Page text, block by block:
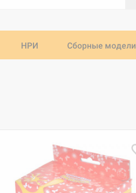
НРИ Сборные модели